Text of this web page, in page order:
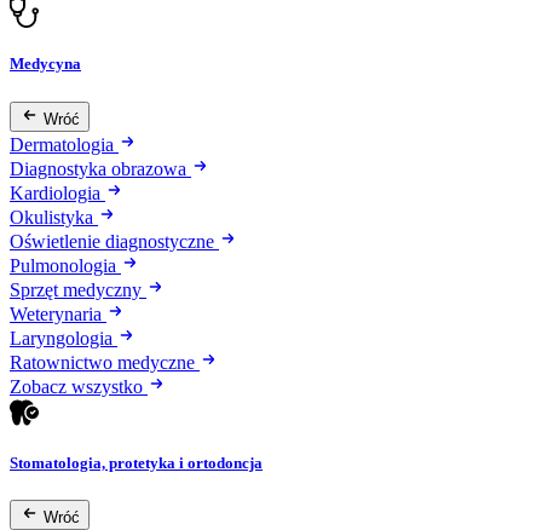
Medycyna
Wróć
Dermatologia
Diagnostyka obrazowa
Kardiologia
Okulistyka
Oświetlenie diagnostyczne
Pulmonologia
Sprzęt medyczny
Weterynaria
Laryngologia
Ratownictwo medyczne
Zobacz wszystko
Stomatologia, protetyka i ortodoncja
Wróć